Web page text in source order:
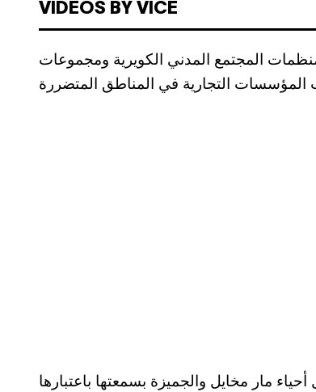
VIDEOS BY VICE
وعدد من منظمات المجتمع المدني الكويرية ومجموعات
مار مخايل والجميزة بسمعتها باعتبارها